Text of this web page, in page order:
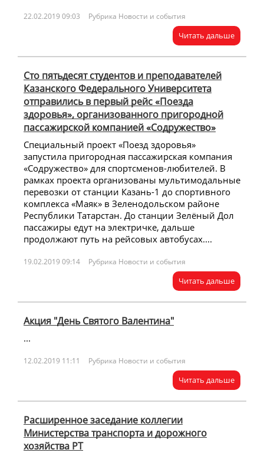
22.02.2019 09:03 Рубрика Новости и события
Читать дальше
Сто пятьдесят студентов и преподавателей
Казанского Федерального Университета
отправились в первый рейс «Поезда
здоровья», организованного пригородной
пассажирской компанией «Содружество»
Специальный проект «Поезд здоровья»
запустила пригородная пассажирская компания
«Содружество» для спортсменов-любителей. В
рамках проекта организованы мультимодальные
перевозки от станции Казань-1 до спортивного
комплекса «Маяк» в Зеленодольском районе
Республики Татарстан. До станции Зелёный Дол
пассажиры едут на электричке, дальше
продолжают путь на рейсовых автобусах....
19.02.2019 09:14 Рубрика Новости и события
Читать дальше
Акция "День Святого Валентина"
...
12.02.2019 11:11 Рубрика Новости и события
Читать дальше
Расширенное заседание коллегии
Министерства транспорта и дорожного
хозяйства РТ